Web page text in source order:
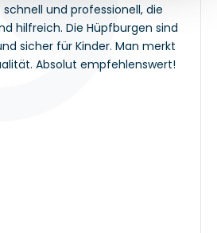
und professionell, die
hilfreich. Die Hüpfburgen sind
sicher für Kinder. Man merkt
Absolut empfehlenswert!